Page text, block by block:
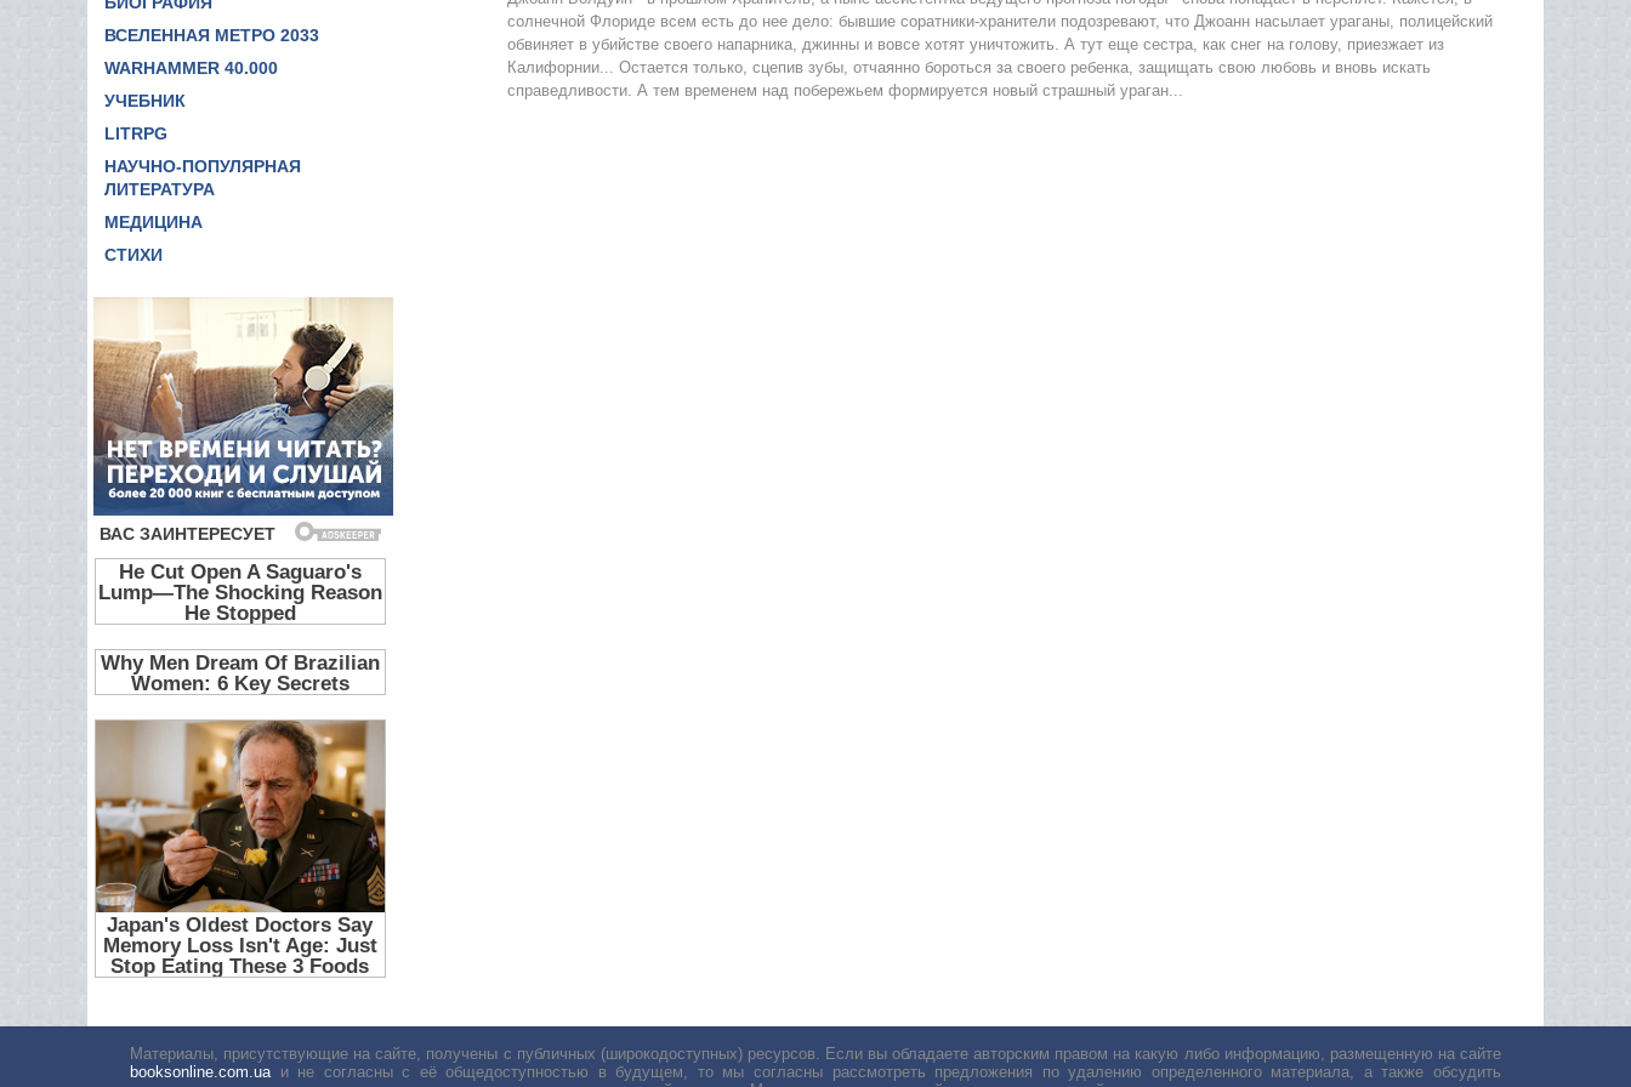
ВСЕЛЕННАЯ МЕТРО 2033
WARHAMMER 40.000
УЧЕБНИК
LITRPG
НАУЧНО-ПОПУЛЯРНАЯ
ЛИТЕРАТУРА
МЕДИЦИНА
СТИХИ
солнечной Флориде всем есть до нее дело: бывшие соратники-хранители подозревают, что Джоанн насылает ураганы, полицейский
обвиняет в убийстве своего напарника, джинны и вовсе хотят уничтожить. А тут еще сестра, как снег на голову, приезжает из
Калифорнии... Остается только, сцепив зубы, отчаянно бороться за своего ребенка, защищать свою любовь и вновь искать
справедливости. А тем временем над побережьем формируется новый страшный ураган...
Материалы, присутствующие на сайте, получены с публичных (широкодоступных) ресурсов. Если вы обладаете авторским правом на какую либо информацию, размещенную на сайте
booksonline.com.uaи не согласны с её общедоступностью в будущем, то мы согласны рассмотреть предложения по удалению определенного материала, а также обсудить